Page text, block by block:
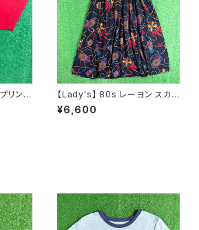
リント
製 9
古
【Lady's】 80s レーヨン スカ
ーフ柄 スカート / 80年代 古着
レディース 総柄 2266
¥6,600